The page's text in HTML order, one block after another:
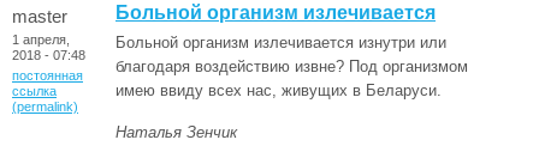
master
1 апреля,
2018 - 07:48
постоянная
ссылка
(permalink)
Больной организм излечивается
Больной организм излечивается изнутри или
благодаря воздействию извне? Под организмом
имею ввиду всех нас, живущих в Беларуси.
Наталья Зенчик